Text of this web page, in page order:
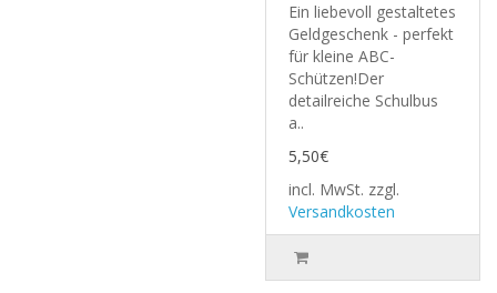
Ein liebevoll gestaltetes
Geldgeschenk - perfekt
für kleine ABC-
Schützen!Der
detailreiche Schulbus
a..
5,50€
incl. MwSt. zzgl.
Versandkosten